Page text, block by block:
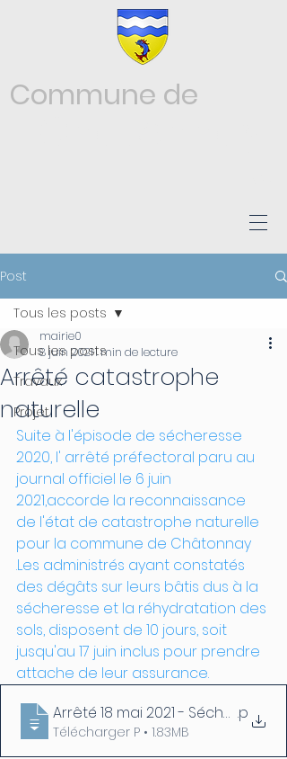
Commune de
Post
Tous les posts
Travaux
Projet
Tous les posts
Arrêté catastrophe
naturelle
mairie0
8 juin 20211 min de lecture
Suite à l'épisode de sécheresse
2020, l' arrêté préfectoral paru au
journal officiel le 6 juin
2021,accorde la reconnaissance
de l'état de catastrophe naturelle
pour la commune de Châtonnay
.Les administrés ayant constatés
des dégâts sur leurs bâtis dus à la
sécheresse et la réhydratation des
sols, disposent de 10 jours, soit
jusqu'au 17 juin inclus pour prendre
attache de leur assurance.
Arrêté 18 mai 2021 - Sécheresse
.p
Télécharger P • 1.83MB